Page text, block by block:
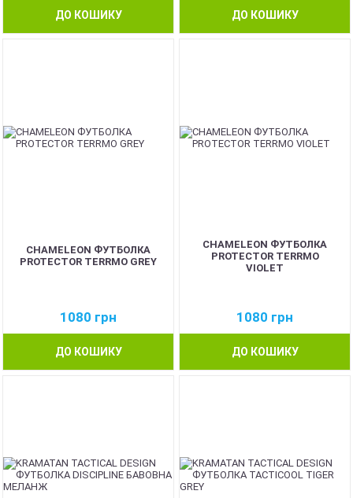
ДО КОШИКУ ДО КОШИКУ
CHAMELEON ФУТБОЛКА
PROTECTOR TERRMO GREY
1080 грн
ДО КОШИКУ
CHAMELEON ФУТБОЛКА
PROTECTOR TERRMO
VIOLET
1080 грн
ДО КОШИКУ